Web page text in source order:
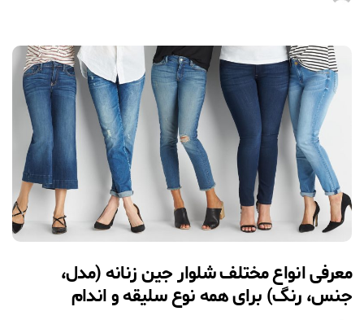
معرفی انواع مختلف شلوار جین زنانه (مدل،
جنس، رنگ) برای همه نوع سلیقه و اندام